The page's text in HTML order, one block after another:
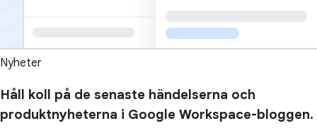
Nyheter
Håll koll på de senaste händelserna och
produktnyheterna i Google Workspace-bloggen.